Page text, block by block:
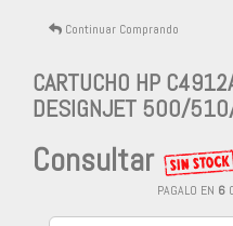
Continuar Comprando
CARTUCHO HP
DESIGNJET 500/
Consultar
PAGALO EN 6